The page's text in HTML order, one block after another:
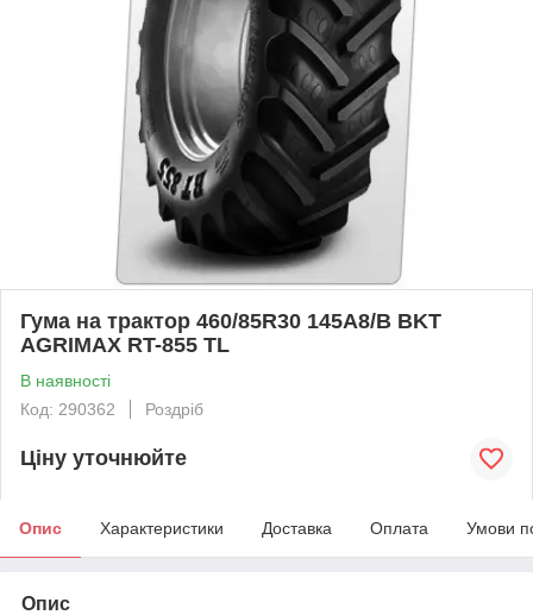
Гума на трактор 460/85R30 145A8/B BKT
AGRIMAX RT-855 TL
В наявності
Код: 290362
Роздріб
Ціну уточнюйте
Опис Характеристики Доставка Оплата Умови
Опис